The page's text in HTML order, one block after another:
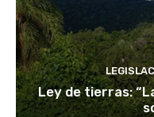
Ley de tierras: